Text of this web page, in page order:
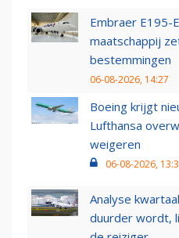
Embraer E195-
maatschappij
bestemmingen
06-08-2026, 14:27
Boeing krijgt
Lufthansa
weigeren
06-08-2026,
Analyse
duurder wordt,